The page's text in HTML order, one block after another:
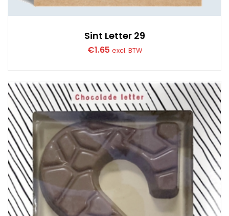
Sint Letter 29
€1.65 excl. BTW